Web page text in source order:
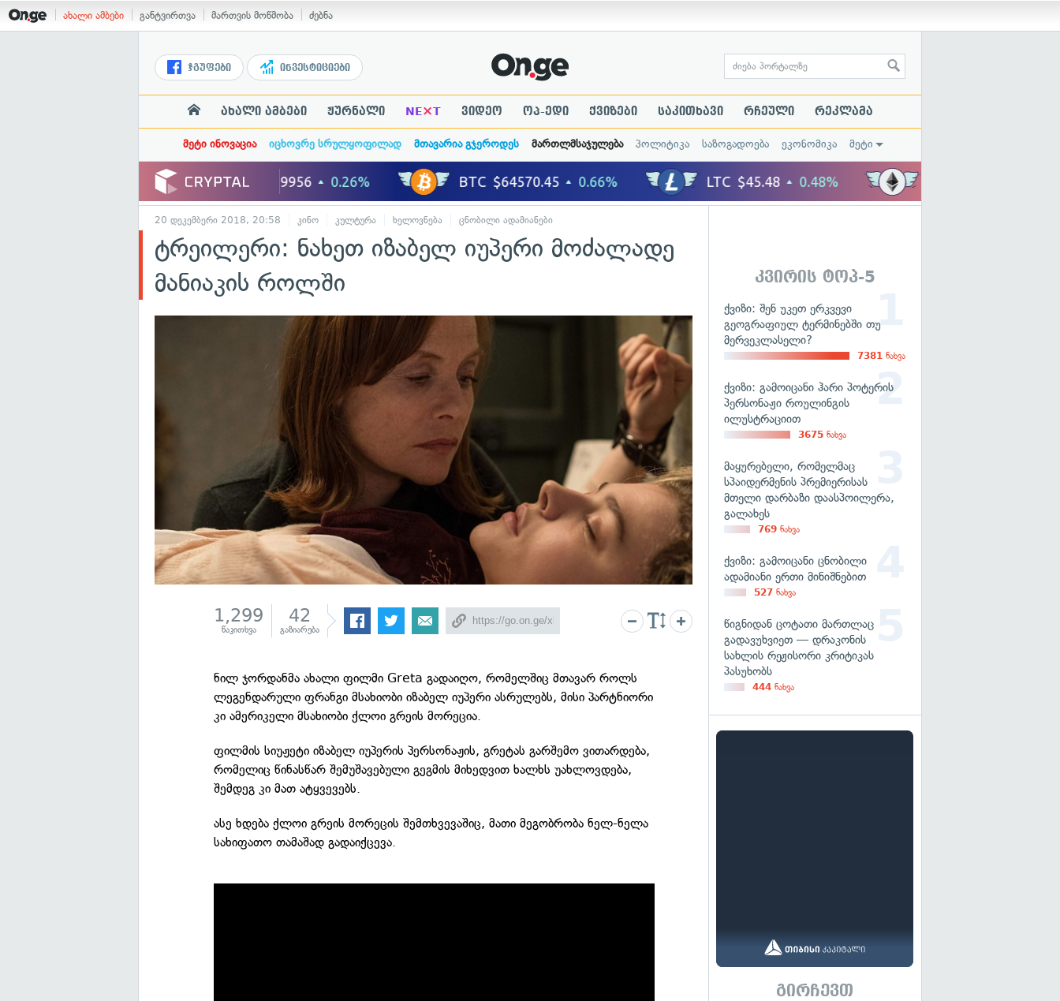
ახალი ამბები განტვირთვა მართვის მოწმობა ძებნა
ჯგუფები ინვესტიციები
ახალი ამბები ჟურნალი NE×T ვიდეო ოპ-ედი ქვიზები საკითხავი რჩეული რეკლამა
მეტი ინოვაცია იცხოვრე სრულყოფილად მთავარია გჯეროდეს მართლმსაჯულება პოლიტიკა საზოგადოება ეკონომიკა მეტი
20 დეკემბერი 2018, 20:58 კინო კულტურა ხელოვნება ცნობილი ადამიანები
ტრეილერი: ნახეთ იზაბელ იუპერი მოძალადე
მანიაკის როლში
1,299
წაკითხვა
42
გაზიარება
ნილ ჯორდანმა ახალი ფილმი Greta გადაიღო, რომელშიც მთავარ როლს
ლეგენდარული ფრანგი მსახიობი იზაბელ იუპერი ასრულებს, მისი პარტნიორი
კი ამერიკელი მსახიობი ქლოი გრეის მორეცია.
ფილმის სიუჟეტი იზაბელ იუპერის პერსონაჟის, გრეტას გარშემო ვითარდება,
რომელიც წინასწარ შემუშავებული გეგმის მიხედვით ხალხს უახლოვდება,
შემდეგ კი მათ ატყვევებს.
ასე ხდება ქლოი გრეის მორეცის შემთხვევაშიც, მათი მეგობრობა ნელ-ნელა
სახიფათო თამაშად გადაიქცევა.
კვირის ტოპ-5
ქვიზი: შენ უკეთ ერკვევი
გეოგრაფიულ ტერმინებში თუ
მერვეკლასელი?
7381 ნახვა
ქვიზი: გამოიცანი ჰარი პოტერის
პერსონაჟი როულინგის
ილუსტრაციით
3675 ნახვა
მაყურებელი, რომელმაც
სპაიდერმენის პრემიერისას
მთელი დარბაზი დაასპოილერა,
გალახეს
769 ნახვა
ქვიზი: გამოიცანი ცნობილი
ადამიანი ერთი მინიშნებით
527 ნახვა
წიგნიდან ცოტათი მართლაც
გადავუხვიეთ — დრაკონის
სახლის რეჟისორი კრიტიკას
პასუხობს
444 ნახვა
გირჩევთ